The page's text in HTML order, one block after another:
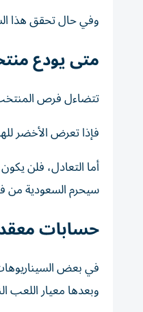
وفي حال تحقق هذا
متى يودع
تتضاءل فرص
فإذا تعرض الأخضر
أما التعادل، فلن
سيحرم السعودية من
حسابات
في بعض
وبعدها معيار اللعب